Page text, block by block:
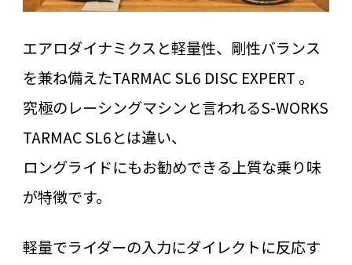
エアロダイナミクスと軽量性、剛性バランス
を兼ね備えたTARMAC SL6 DISC EXPERT 。
究極のレーシングマシンと言われるS-WORKS
TARMAC SL6とは違い、
ロングライドにもお勧めできる上質な乗り味
が特徴です。
軽量でライダーの入力にダイレクトに反応す